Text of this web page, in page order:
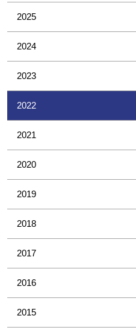
2025
2024
2023
2022
2021
2020
2019
2018
2017
2016
2015